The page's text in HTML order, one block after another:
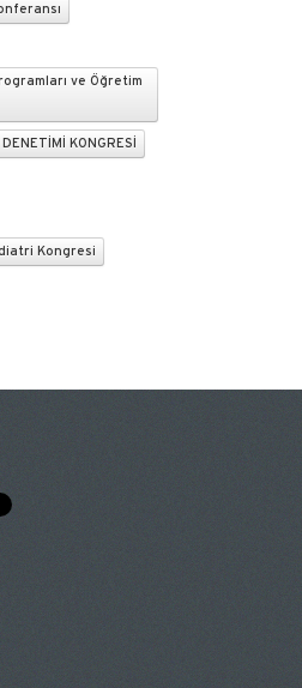
ve Öğretim
KONGRESİ
Kongresi